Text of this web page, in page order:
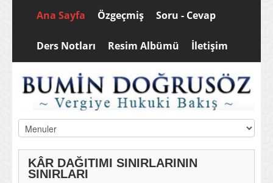
Ana Sayfa Özgeçmiş Soru - Cevap
Ders Notları Resim Albümü İletişim
KÂR DAĞITIMI SINIRLARININ
SINIRLARI